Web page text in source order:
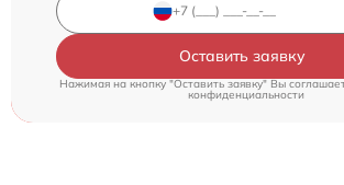
Оставить заявку
Нажимая на кнопку "Оставить заявку" Вы
конфиденциальности